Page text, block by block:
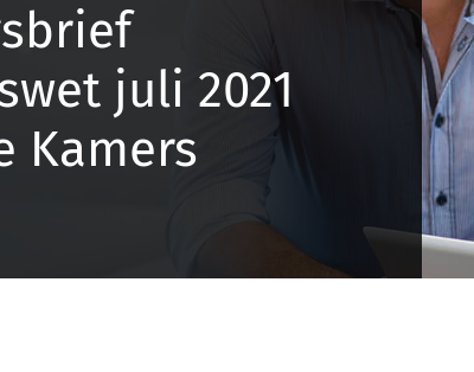
juli 2021
Kamers